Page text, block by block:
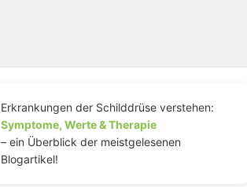
Erkrankungen der Schilddrüse verstehen:
Symptome, Werte & Therapie
– ein Überblick der meistgelesenen
Blogartikel!